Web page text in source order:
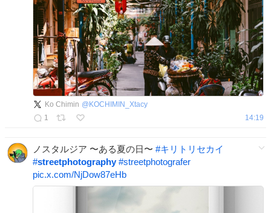
Ko Chimin @ KOCHIMIN_Xtacy
1
14:19
ノスタルジア 〜ある夏の日〜 #キリトリセカイ
#streetphotography #streetphotografer
pic.x.com/NjDow87eHb